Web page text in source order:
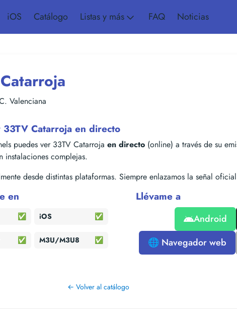
iOS Catálogo Listas y más FAQ Noticias
Valenciana
33TV Catarroja en directo
puedes ver 33TV Catarroja en directo (online) a través de su
instalaciones complejas.
desde distintas plataformas. Siempre enlazamos la señal
en
✅ iOS ✅
✅ M3U/M3U8 ✅
Llévame a
Android
🌐 Navegador web
← Volver al catálogo